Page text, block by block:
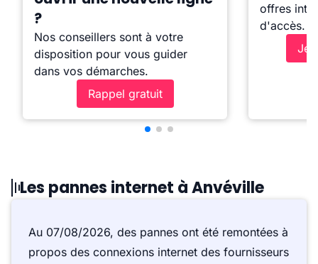
?
Nos conseillers sont à votre
disposition pour vous guider
dans vos démarches.
Rappel gratuit
offres
d'accès.
Je
Les pannes internet à Anvéville
Au 07/08/2026, des pannes ont été remontées à
propos des connexions internet des fournisseurs